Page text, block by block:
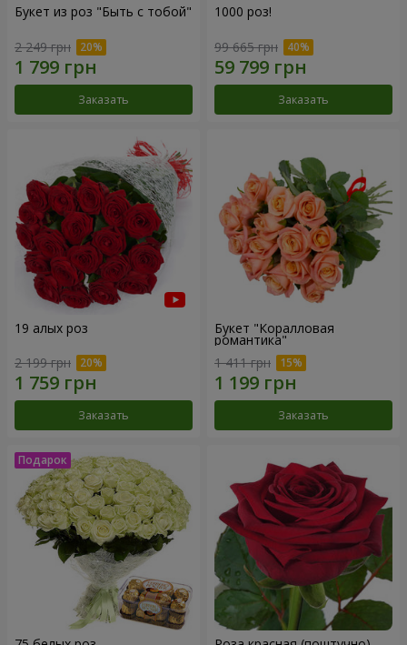
Букет из роз "Быть с тобой"
2 249 грн
Заказать
1000 роз!
99 665 грн
Заказать
19 алых роз
2 199 грн
Заказать
Букет "Коралловая
романтика"
1 411 грн
Заказать